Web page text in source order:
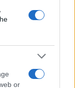
or